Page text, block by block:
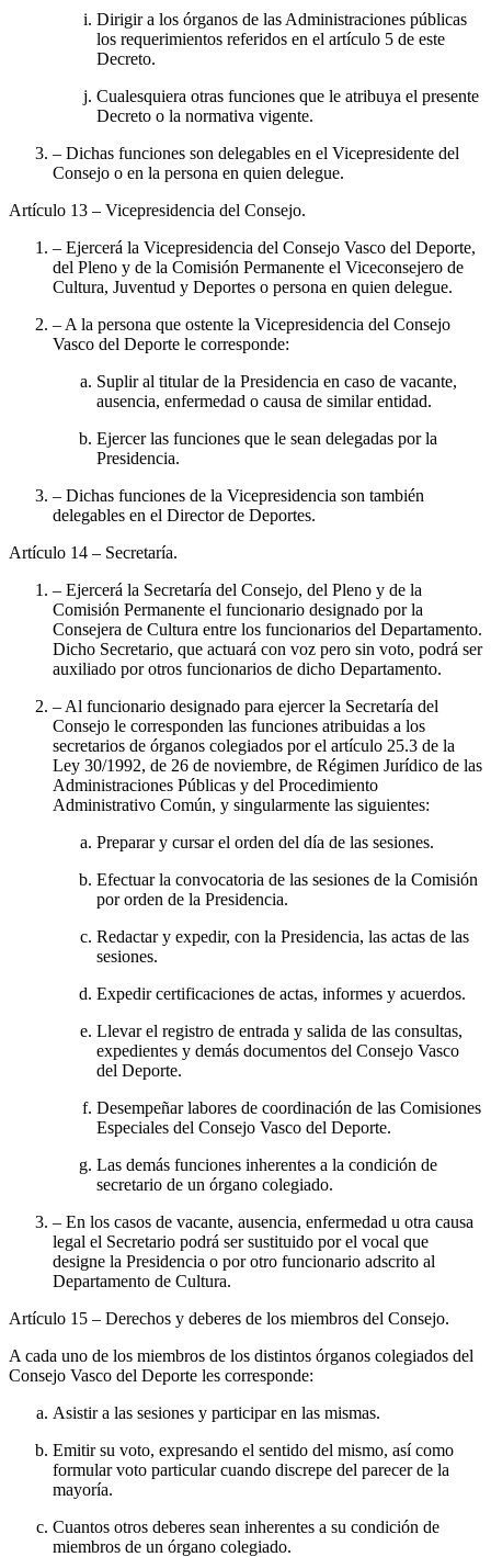
Dirigir a los órganos de las Administraciones públicas
los requerimientos referidos en el artículo 5 de este
Decreto.
Cualesquiera otras funciones que le atribuya el presente
Decreto o la normativa vigente.
– Dichas funciones son delegables en el Vicepresidente del
Consejo o en la persona en quien delegue.
Artículo 13 – Vicepresidencia del Consejo.
– Ejercerá la Vicepresidencia del Consejo Vasco del Deporte,
del Pleno y de la Comisión Permanente el Viceconsejero de
Cultura, Juventud y Deportes o persona en quien delegue.
– A la persona que ostente la Vicepresidencia del Consejo
Vasco del Deporte le corresponde:
Suplir al titular de la Presidencia en caso de vacante,
ausencia, enfermedad o causa de similar entidad.
Ejercer las funciones que le sean delegadas por la
Presidencia.
– Dichas funciones de la Vicepresidencia son también
delegables en el Director de Deportes.
Artículo 14 – Secretaría.
– Ejercerá la Secretaría del Consejo, del Pleno y de la
Comisión Permanente el funcionario designado por la
Consejera de Cultura entre los funcionarios del Departamento.
Dicho Secretario, que actuará con voz pero sin voto, podrá ser
auxiliado por otros funcionarios de dicho Departamento.
– Al funcionario designado para ejercer la Secretaría del
Consejo le corresponden las funciones atribuidas a los
secretarios de órganos colegiados por el artículo 25.3 de la
Ley 30/1992, de 26 de noviembre, de Régimen Jurídico de las
Administraciones Públicas y del Procedimiento
Administrativo Común, y singularmente las siguientes:
Preparar y cursar el orden del día de las sesiones.
Efectuar la convocatoria de las sesiones de la Comisión
por orden de la Presidencia.
Redactar y expedir, con la Presidencia, las actas de las
sesiones.
Expedir certificaciones de actas, informes y acuerdos.
Llevar el registro de entrada y salida de las consultas,
expedientes y demás documentos del Consejo Vasco
del Deporte.
Desempeñar labores de coordinación de las Comisiones
Especiales del Consejo Vasco del Deporte.
Las demás funciones inherentes a la condición de
secretario de un órgano colegiado.
– En los casos de vacante, ausencia, enfermedad u otra causa
legal el Secretario podrá ser sustituido por el vocal que
designe la Presidencia o por otro funcionario adscrito al
Departamento de Cultura.
Artículo 15 – Derechos y deberes de los miembros del Consejo.
A cada uno de los miembros de los distintos órganos colegiados del
Consejo Vasco del Deporte les corresponde:
Asistir a las sesiones y participar en las mismas.
Emitir su voto, expresando el sentido del mismo, así como
formular voto particular cuando discrepe del parecer de la
mayoría.
Cuantos otros deberes sean inherentes a su condición de
miembros de un órgano colegiado.